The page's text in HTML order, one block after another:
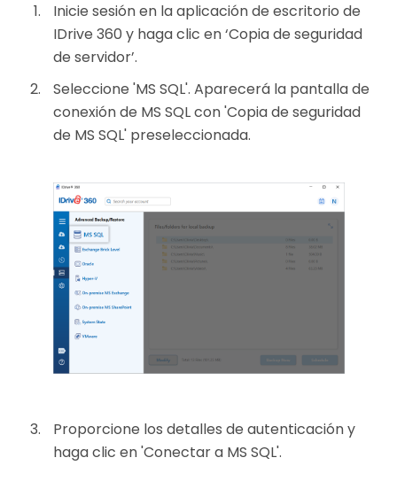
Inicie sesión en la aplicación de escritorio de
IDrive 360 y haga clic en ‘Copia de seguridad
de servidor’.
Seleccione 'MS SQL'. Aparecerá la pantalla de
conexión de MS SQL con 'Copia de seguridad
de MS SQL' preseleccionada.
Proporcione los detalles de autenticación y
haga clic en 'Conectar a MS SQL'.